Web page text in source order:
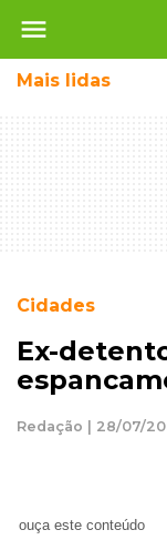
menu
Mais lidas
Cidades
Ex-
Redação | 28/07/
ouça este conteúdo